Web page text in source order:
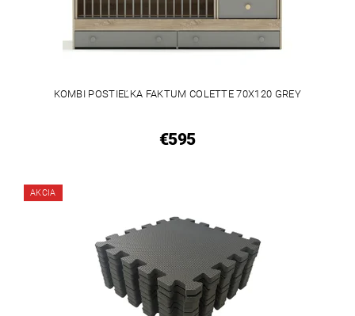
KOMBI POSTIEĽKA FAKTUM COLETTE 70X120 GREY
€595
AKCIA